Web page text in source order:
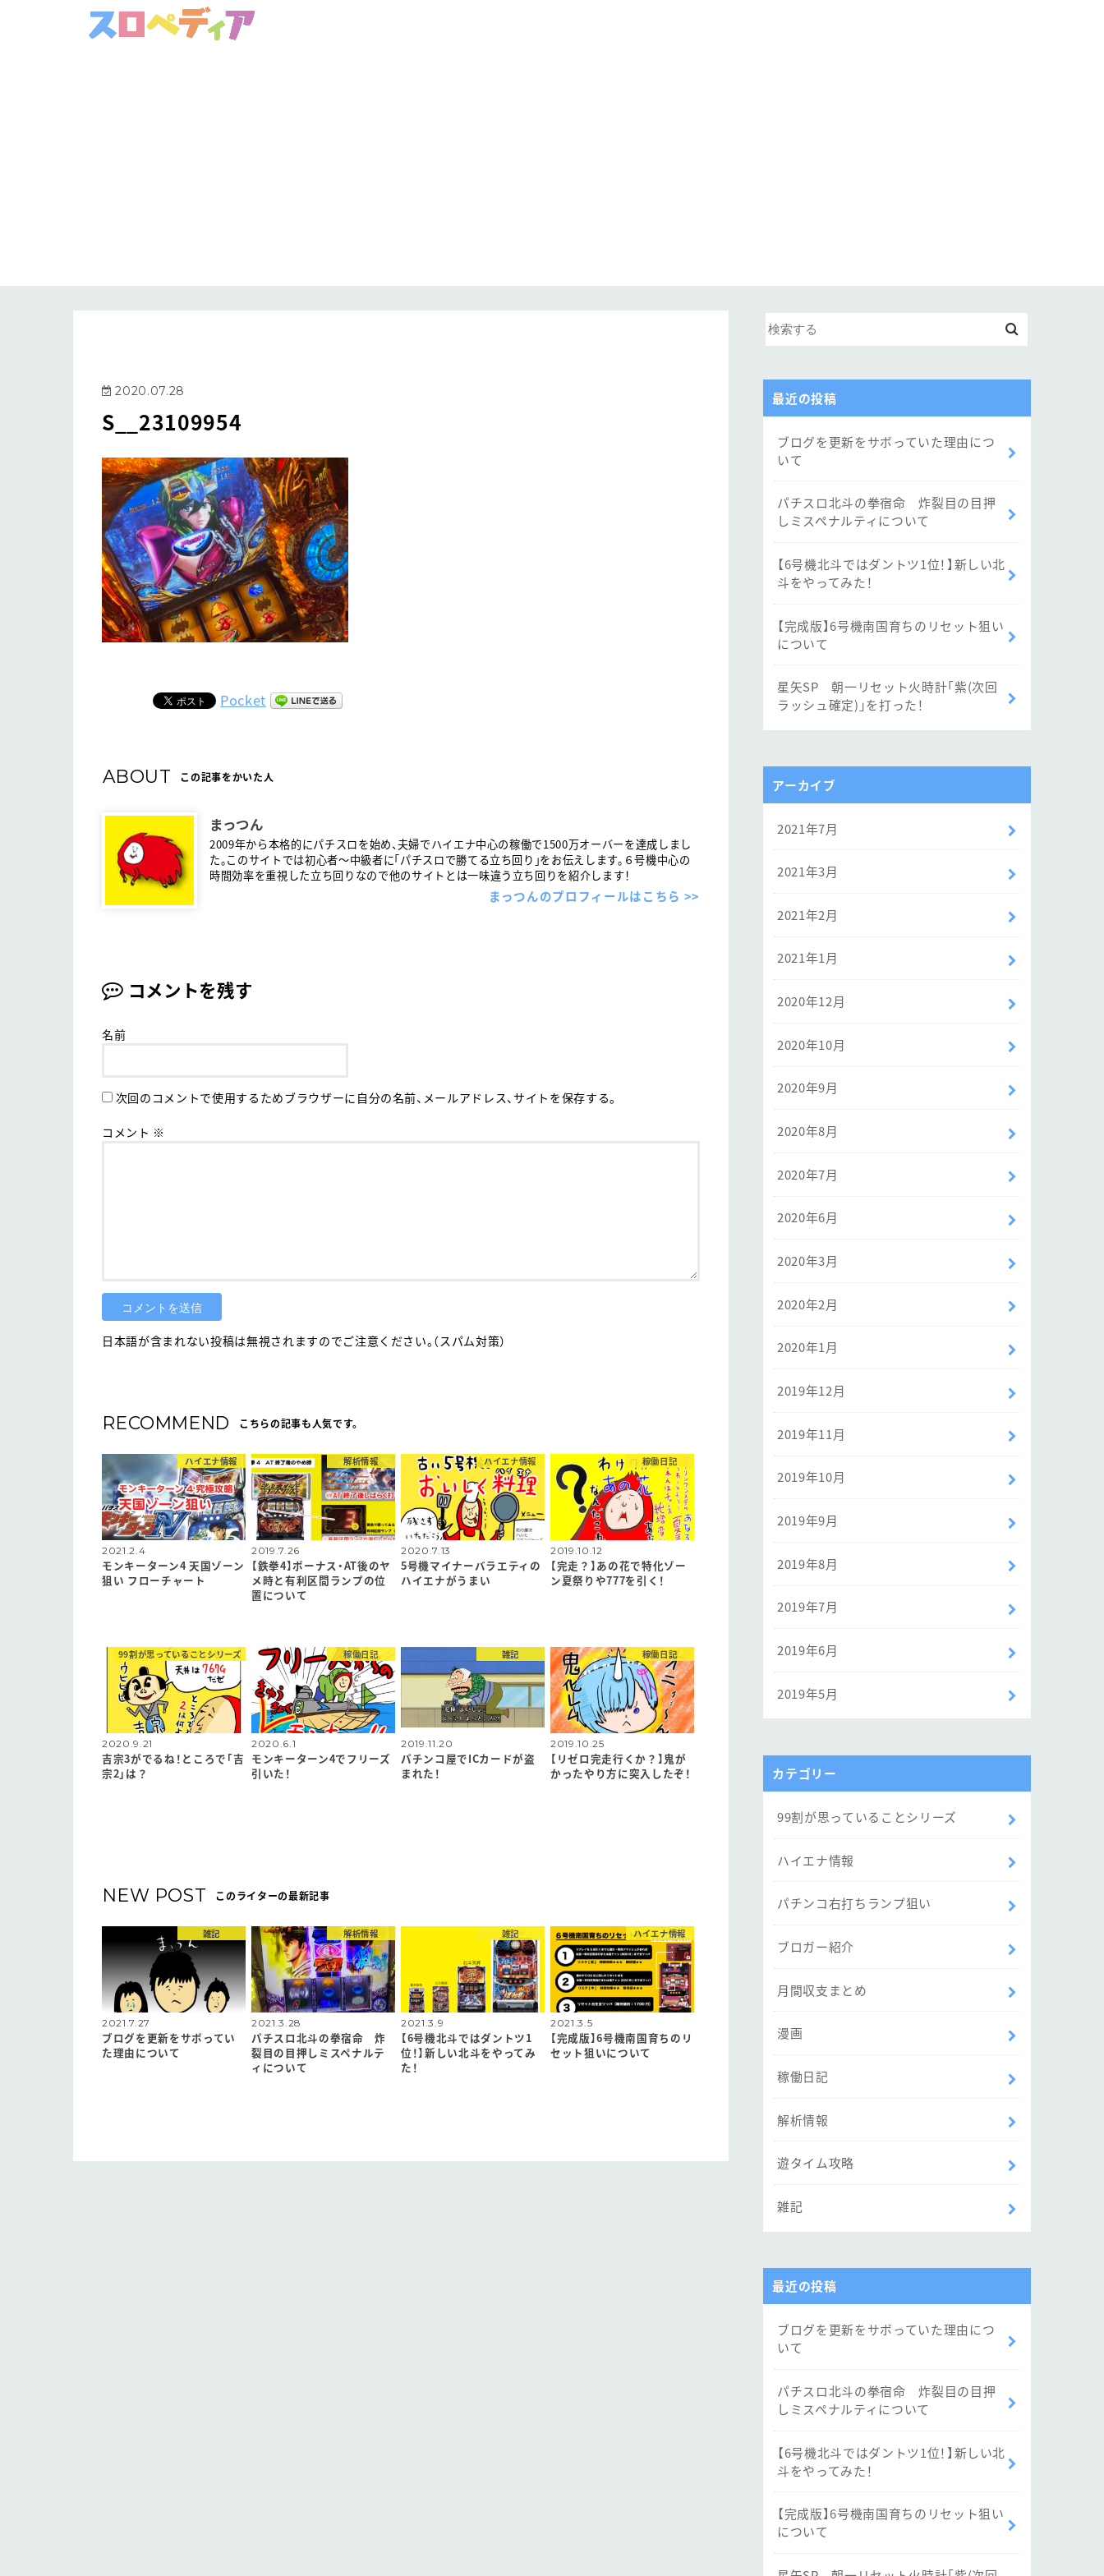
2020.07.28
S__23109954
Pocket
ABOUT この記事をかいた人
まっつん
2009年から本格的にパチスロを始め、夫婦でハイエナ中心の稼働で1500万オーバーを達成しまし
た。このサイトでは初心者〜中級者に「パチスロで勝てる立ち回り」をお伝えします。６号機中心の
時間効率を重視した立ち回りなので他のサイトとは一味違う立ち回りを紹介します！
まっつんのプロフィールはこちら >>
コメントを残す
名前
次回のコメントで使用するためブラウザーに自分の名前、メールアドレス、サイトを保存する。
コメント ※
日本語が含まれない投稿は無視されますのでご注意ください。（スパム対策）
RECOMMEND こちらの記事も人気です。
ハイエナ情報
2021.2.4
モンキーターン4 天国ゾーン
狙い フローチャート
解析情報
2019.7.26
【鉄拳4】ボーナス・AT後のヤ
メ時と有利区間ランプの位
置について
ハイエナ情報
2020.7.13
5号機マイナーバラエティの
ハイエナがうまい
稼働日記
2019.10.12
【完走？】あの花で特化ゾー
ン夏祭りや777を引く！
99割が思っていることシリーズ
2020.9.21
吉宗3がでるね！ところで「吉
宗2」は？
稼働日記
2020.6.1
モンキーターン4でフリーズ
引いた！
雑記
2019.11.20
パチンコ屋でICカードが盗
まれた！
稼働日記
2019.10.25
【リゼロ完走行くか？】鬼が
かったやり方に突入したぞ！
NEW POST このライターの最新記事
雑記
2021.7.27
ブログを更新をサボってい
た理由について
解析情報
2021.3.28
パチスロ北斗の拳宿命 炸
裂目の目押しミスペナルテ
ィについて
雑記
2021.3.9
【6号機北斗ではダントツ1
位！】新しい北斗をやってみ
た！
ハイエナ情報
2021.3.5
【完成版】6号機南国育ちのリ
セット狙いについて
最近の投稿
ブログを更新をサボっていた理由につ
いて
パチスロ北斗の拳宿命 炸裂目の目押
しミスペナルティについて
【6号機北斗ではダントツ1位！】新しい北
斗をやってみた！
【完成版】6号機南国育ちのリセット狙い
について
星矢SP 朝一リセット火時計「紫(次回
ラッシュ確定)」を打った！
アーカイブ
2021年7月
2021年3月
2021年2月
2021年1月
2020年12月
2020年10月
2020年9月
2020年8月
2020年7月
2020年6月
2020年3月
2020年2月
2020年1月
2019年12月
2019年11月
2019年10月
2019年9月
2019年8月
2019年7月
2019年6月
2019年5月
カテゴリー
99割が思っていることシリーズ
ハイエナ情報
パチンコ右打ちランプ狙い
ブロガー紹介
月間収支まとめ
漫画
稼働日記
解析情報
遊タイム攻略
雑記
最近の投稿
ブログを更新をサボっていた理由につ
いて
パチスロ北斗の拳宿命 炸裂目の目押
しミスペナルティについて
【6号機北斗ではダントツ1位！】新しい北
斗をやってみた！
【完成版】6号機南国育ちのリセット狙い
について